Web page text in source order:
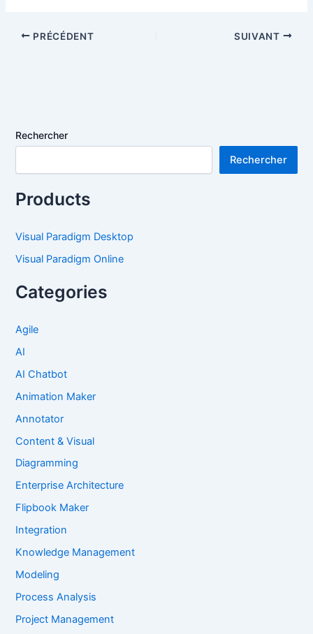
PRÉCÉDENT SUIVANT
Rechercher
Rechercher
Products
Visual Paradigm Desktop
Visual Paradigm Online
Categories
Agile
AI
AI Chatbot
Animation Maker
Annotator
Content & Visual
Diagramming
Enterprise Architecture
Flipbook Maker
Integration
Knowledge Management
Modeling
Process Analysis
Project Management